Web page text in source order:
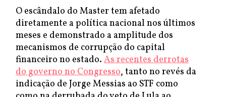
O escândalo do Master tem afetado
diretamente a política nacional nos últimos
meses e demonstrado a amplitude dos
mecanismos de corrupção do capital
financeiro no estado. As recentes derrotas
do governo no Congresso, tanto no revés da
indicação de Jorge Messias ao STF como